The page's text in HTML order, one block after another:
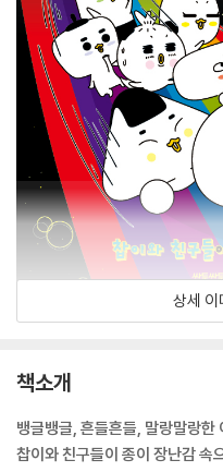
상세 이
책소개
뱅글뱅글, 흔들흔들, 말랑말랑한
찹이와 친구들이 종이 장난감 속